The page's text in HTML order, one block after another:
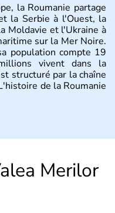
la Roumanie partage
la Serbie à l'Ouest, la
Moldavie et l'Ukraine à
sur la Mer Noire.
population compte 19
vivent dans la
structuré par la chaîne
de la Roumanie
Merilor